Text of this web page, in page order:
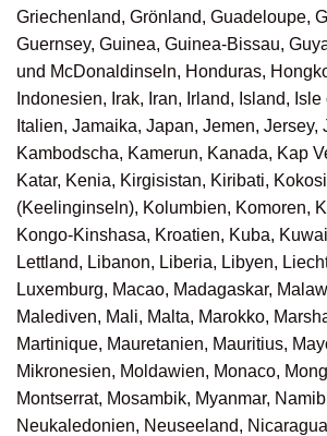
Griechenland, Grönland, Guadeloupe,
Guernsey, Guinea, Guinea-Bissau,
und McDonaldinseln, Honduras,
Indonesien, Irak, Iran, Irland, Island, Isle
Italien, Jamaika, Japan, Jemen, Jersey,
Kambodscha, Kamerun, Kanada, Kap
Katar, Kenia, Kirgisistan, Kiribati,
(Keelinginseln), Kolumbien, Komoren,
Kongo-Kinshasa, Kroatien, Kuba,
Lettland, Libanon, Liberia, Libyen,
Luxemburg, Macao, Madagaskar,
Malediven, Mali, Malta, Marokko,
Martinique, Mauretanien, Mauritius,
Mikronesien, Moldawien, Monaco,
Montserrat, Mosambik, Myanmar,
Neukaledonien, Neuseeland,